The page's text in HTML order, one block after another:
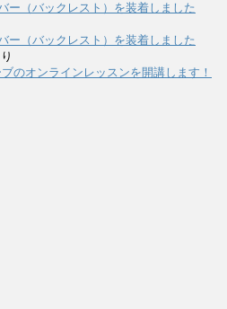
ー（バックレスト）を装着しました
ー（バックレスト）を装着しました
のオンラインレッスンを開講します！